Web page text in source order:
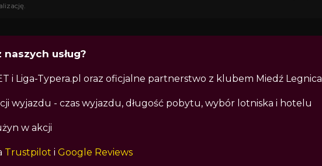
usług?
i Liga-Typera.pl oraz oficjalne partnerstwo z klubem Miedź Legnica
wyjazdu - czas wyjazdu, długość pobytu, wybór lotniska i hotelu
w akcji
Trustpilot i Google Reviews